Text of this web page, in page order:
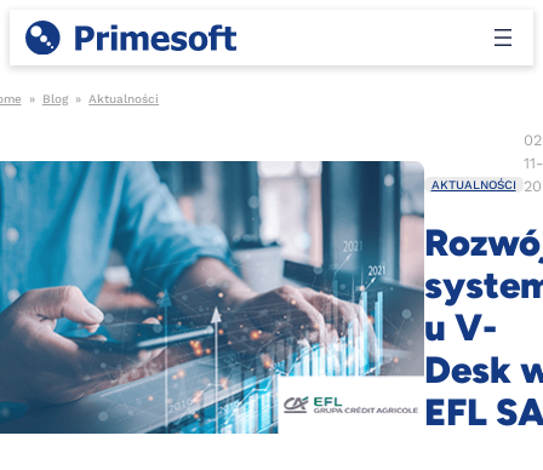
» Blog » Aktualności
AKTUALNOŚCI
11-
u V-
Desk
EFL